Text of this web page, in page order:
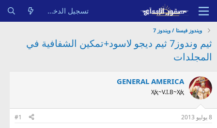
تسجيل الدخول
ويندوز فيستا / ويندوز 7
ثيم وندوز7 ثيم ديجو لاسود+تمكين الشفافية في
المجلدات
GENERAL AMERICA
Ҳ̸ҳ~V.I.B~Ҳ̸ҳ
8 يوليو 2013 #1